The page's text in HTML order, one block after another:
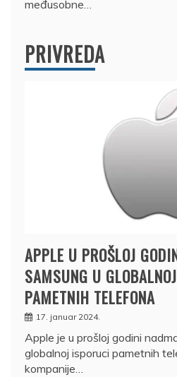
međusobne…
PRIVREDA
APPLE U PROŠLOJ
SAMSUNG U
PAMETNIH TELEFONA
17. januar 2024.
Apple je u prošloj godini
globalnoj isporuci pametnih
kompanije…